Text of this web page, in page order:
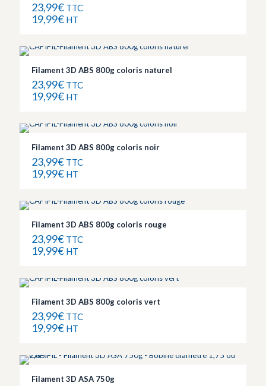
23,99€ TTC
19,99€ HT
Filament 3D ABS 800g coloris naturel
23,99€ TTC
19,99€ HT
Filament 3D ABS 800g coloris noir
23,99€ TTC
19,99€ HT
Filament 3D ABS 800g coloris rouge
23,99€ TTC
19,99€ HT
Filament 3D ABS 800g coloris vert
23,99€ TTC
19,99€ HT
Filament 3D ASA 750g